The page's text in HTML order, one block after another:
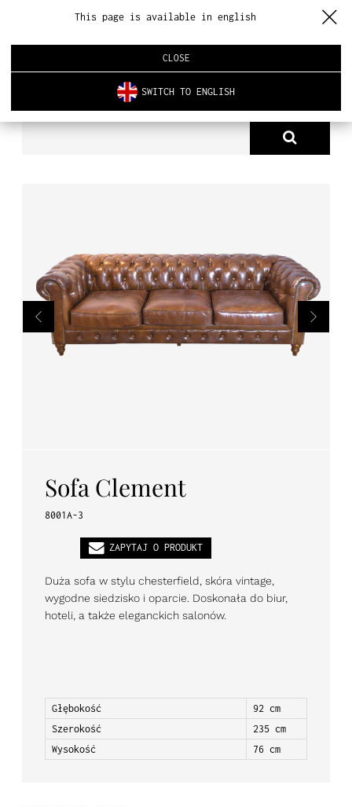
O NAS
ARCHITEKTURA WNĘTRZ
REALIZACJE
AKTUALNOŚCI
SOFY & FOTELE SKÓRZANE SOFA CLEMENT
Sofa Clement
8001A-3
ZAPYTAJ O PRODUKT
Duża sofa w stylu chesterfield, skóra vintage,
wygodne siedzisko i oparcie. Doskonała do biur,
hoteli, a także eleganckich salonów.
Głębokość
92 cm
Szerokość
235 cm
Wysokość
76 cm
This page is available in english
CLOSE
SWITCH TO ENGLISH